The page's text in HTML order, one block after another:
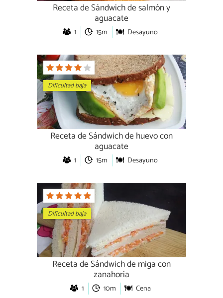
Receta de Sándwich de salmón y
aguacate
1 15m Desayuno
Dificultad baja
Receta de Sándwich de huevo con
aguacate
1 15m Desayuno
Dificultad baja
Receta de Sándwich de miga con
zanahoria
1 10m Cena